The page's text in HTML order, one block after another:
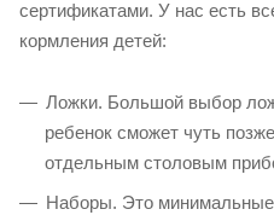
сертификатами. У нас есть
кормления детей:
Ложки. Большой выбор
ребенок сможет чуть
отдельным столовым
Наборы. Это